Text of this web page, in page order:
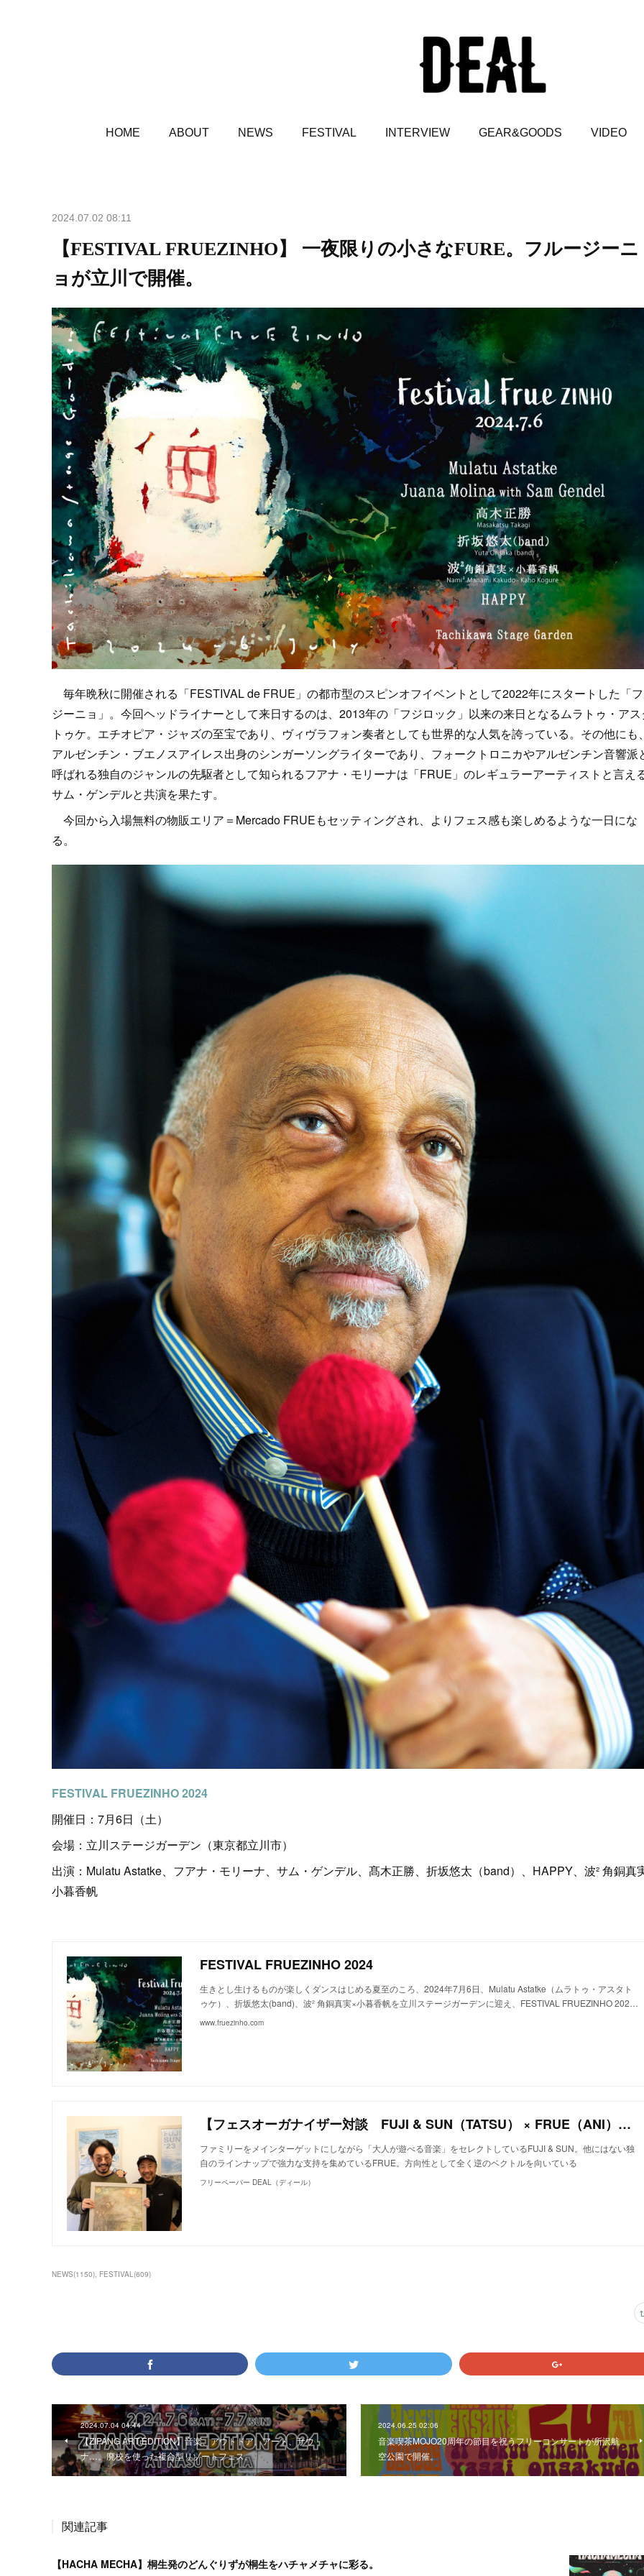
HOME ABOUT NEWS FESTIVAL INTERVIEW GEAR&GOODS VIDEO
2024.07.02 08:11
【FESTIVAL FRUEZINHO】 一夜限りの小さなFURE。フルージーニ
ョが立川で開催。
毎年晩秋に開催される「FESTIVAL de FRUE」の都市型のスピンオフイベントとして2022年にスタートした「
ジーニョ」。今回ヘッドライナーとして来日するのは、2013年の「フジロック」以来の来日となるムラトゥ・ア
トゥケ。エチオピア・ジャズの至宝であり、ヴィヴラフォン奏者としても世界的な人気を誇っている。その他にも
アルゼンチン・ブエノスアイレス出身のシンガーソングライターであり、フォークトロニカやアルゼンチン音響派
呼ばれる独自のジャンルの先駆者として知られるフアナ・モリーナは「FRUE」のレギュラーアーティストと言え
サム・ゲンデルと共演を果たす。
今回から入場無料の物販エリア＝Mercado FRUEもセッティングされ、よりフェス感も楽しめるような一日にな
る。
FESTIVAL FRUEZINHO 2024
開催日：7月6日（土）
会場：立川ステージガーデン（東京都立川市）
出演：Mulatu Astatke、フアナ・モリーナ、サム・ゲンデル、髙木正勝、折坂悠太（band）、HAPPY、波² 角銅真
小暮香帆
FESTIVAL FRUEZINHO 2024
生きとし生けるものが楽しくダンスはじめる夏至のころ、2024年7月6日、Mulatu Astatke（ムラトゥ・アスタト
ゥケ）、折坂悠太(band)、波² 角銅真実×小暮香帆を立川ステージガーデンに迎え、FESTIVAL FRUEZINHO 202…
www.fruezinho.com
【フェスオーガナイザー対談 FUJI & SUN（TATSU） × FRUE（ANI）】オーガニック・グルーヴから受け継がれる「大人の遊び場」の遺伝子。
ファミリーをメインターゲットにしながら「大人が遊べる音楽」をセレクトしているFUJI & SUN。他にはない独
自のラインナップで強力な支持を集めているFRUE。方向性として全く逆のベクトルを向いている
フリーペーパー DEAL（ディール）
NEWS(1150) FESTIVAL(609)
2024.07.04 04:44
【ZIPANG ART EDITION】音楽、アウトドア、アート、サウ
ナ…。廃校を使った複合型リゾートフェス。
2024.06.25 02:06
音楽喫茶MOJO20周年の節目を祝うフリーコンサートが所沢航
空公園で開催。
関連記事
【HACHA MECHA】桐生発のどんぐりずが桐生をハチャメチャに彩る。